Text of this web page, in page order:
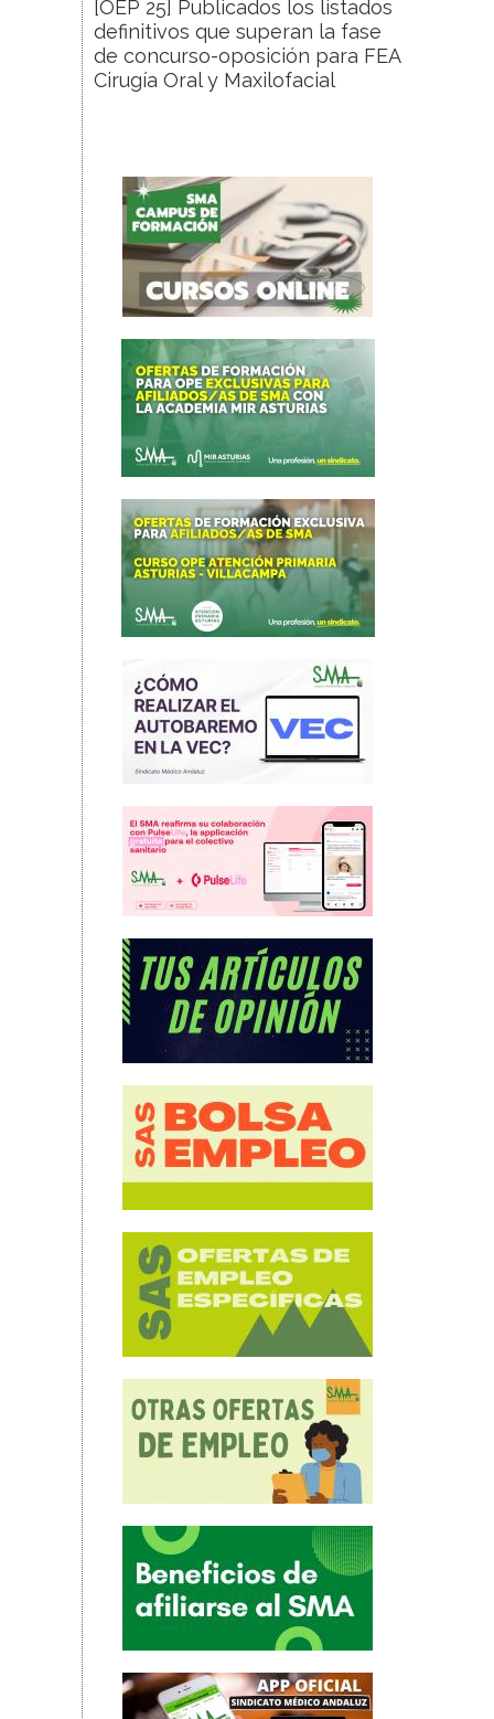
[OEP 25] Publicados los listados
definitivos que superan la fase
de concurso-oposición para FEA
Cirugía Oral y Maxilofacial